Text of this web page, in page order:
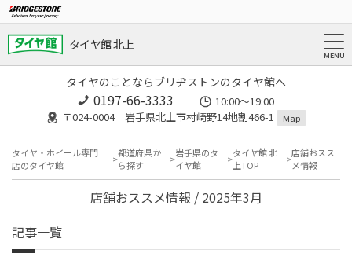
タイヤ館 北上
タイヤのことならブリヂストンのタイヤ館へ
0197-66-3333
10:00～19:00
〒024-0004 岩手県北上市村崎野14地割466-1
Map
タイヤ・ホイール専門
店のタイヤ館
都道府県か
ら探す
岩手県のタ
イヤ館
タイヤ館 北
上TOP
店舗おスス
メ情報
店舗おススメ情報 / 2025年3月
記事一覧